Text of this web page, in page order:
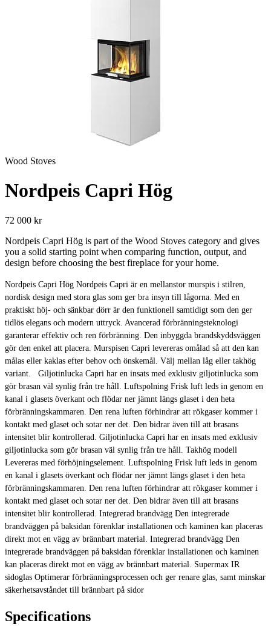
Wood Stoves
Nordpeis Capri Hög
72 000 kr
Nordpeis Capri Hög is part of the Wood Stoves category and gives
you a solid starting point when comparing function, output, and
design before choosing the best fireplace for your home.
Nordpeis Capri Hög Nordpeis Capri är en mellanstor murspis i stilren,
nordisk design med stora glas som ger bra insyn till lågorna. Med en
praktiskt höj- och sänkbar dörr är den funktionell samtidigt som den ger
tidlös elegans och modern uttryck. Avancerad förbränningsteknologi
garanterar effektiv och ren förbränning. Den inbyggda brandskyddsväggen
gör den enkel att placera. Murspisen Capri levereras omålad så att den kan
målas eller kaklas efter behov och önskemål. Välj mellan låg eller takhög
variant. Giljotinlucka Capri har en insats med exklusiv giljotinlucka som
gör brasan väl synlig från tre håll. Luftspolning Frisk luft leds in genom en
kanal i glasets överkant och flödar ner jämnt längs glaset i den heta
förbränningskammaren. Den rena luften förhindrar att rökgaser kommer i
kontakt med glaset och sotar ner det. Den bidrar även till att brasans
intensitet blir kontrollerad. Giljotinlucka Capri har en insats med exklusiv
giljotinlucka som gör brasan väl synlig från tre håll. Takhög modell
Levereras med förhöjningselement. Luftspolning Frisk luft leds in genom
en kanal i glasets överkant och flödar ner jämnt längs glaset i den heta
förbränningskammaren. Den rena luften förhindrar att rökgaser kommer i
kontakt med glaset och sotar ner det. Den bidrar även till att brasans
intensitet blir kontrollerad. Integrerad brandvägg Den integrerade
brandväggen på baksidan förenklar installationen och kaminen kan placeras
direkt mot en vägg av brännbart material. Integrerad brandvägg Den
integrerade brandväggen på baksidan förenklar installationen och kaminen
kan placeras direkt mot en vägg av brännbart material. Supermax IR
sidoglas Optimerar förbränningsprocessen och ger renare glas, samt minskar
säkerhetsavståndet till brännbart på sidor
Specifications